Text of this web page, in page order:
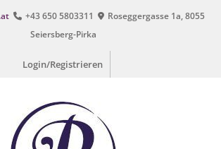
+43 650 5803311
Roseggergasse 1a, 8055
Seiersberg-Pirka
Login/Registrieren